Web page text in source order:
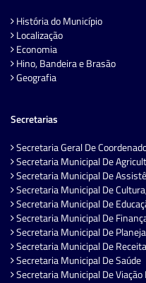
História do Município
Localização
Economia
Hino, Bandeira e Brasão
Geografia
Secretarias
Secretaria Geral De
Secretaria Municipal De
Secretaria Municipal De
Secretaria Municipal De
Secretaria Municipal De
Secretaria Municipal De
Secretaria Municipal De
Secretaria Municipal De
Secretaria Municipal De Saúde
Secretaria Municipal De Viação